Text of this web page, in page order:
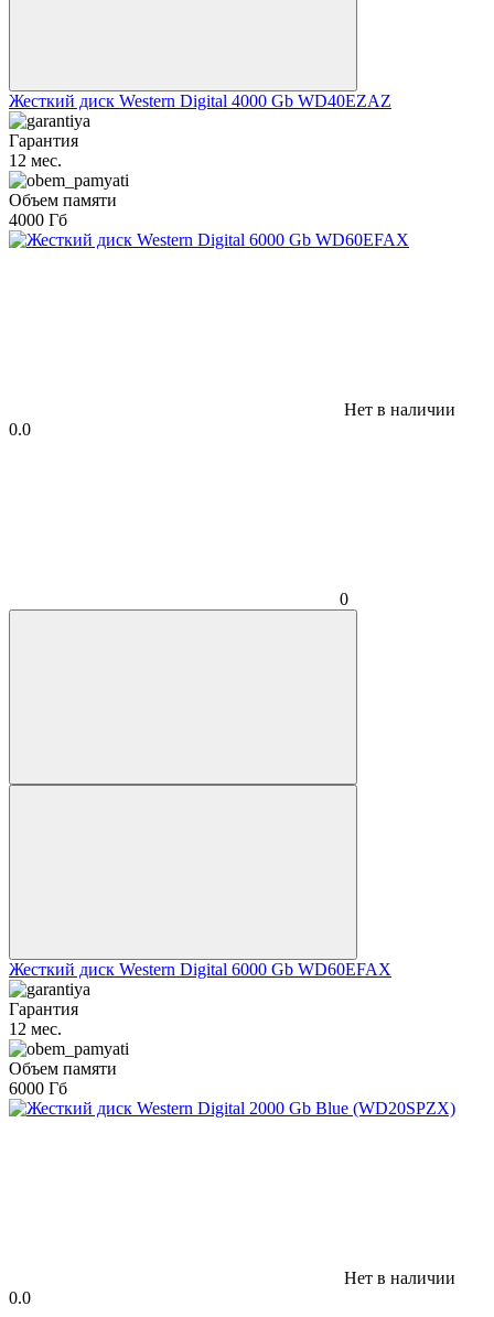
Жесткий диск Western Digital 4000 Gb WD40EZAZ
Гарантия
12 мес.
Объем памяти
4000 Гб
Нет в наличии
0.0
0
Жесткий диск Western Digital 6000 Gb WD60EFAX
Гарантия
12 мес.
Объем памяти
6000 Гб
Нет в наличии
0.0